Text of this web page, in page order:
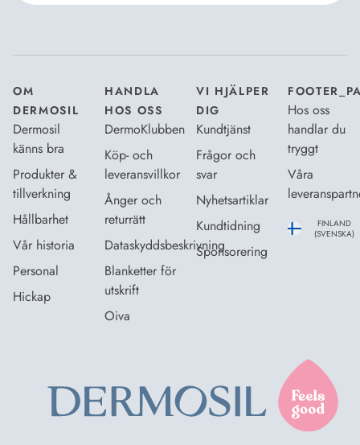
OM
DERMOSIL
Dermosil
känns bra
Produkter &
tillverkning
Hållbarhet
Vår historia
Personal
Hickap
HANDLA
HOS OSS
DermoKlubben
Köp- och
leveransvillkor
Ånger och
returrätt
Dataskyddsbeskrivning
Blanketter för
utskrift
Oiva
VI HJÄLPER
DIG
Kundtjänst
Frågor och
svar
Nyhetsartiklar
Kundtidning
Sponsorering
Hos oss
handlar du
tryggt
Våra
FINLAND
(SVENSKA)